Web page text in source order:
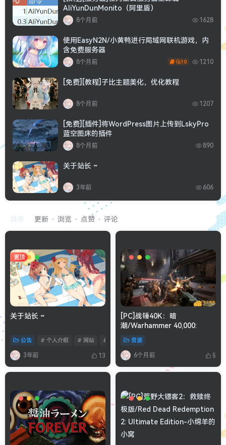
AliYunDunMonito（阿里盾）
8个月前 1628
使用EasyN2N/小黄鸭进行局域网联机游戏，内
含免费服务器
8个月前 10 1210
[免费][教程]子比主题美化，优化教程
8个月前 1207
[免费][插件]将WordPress图片上传到LskyPro
蓝空图床的插件
8个月前 890
关于站长 ~
3年前 606
排序 更新 浏览 点赞 评论
置顶
关于站长 ~
公告 # 个人介绍 # 网站 # 说明
3年前 13
[PC]战锤40K：暗
潮/Warhammer 40,000:
资源
6个月前 5